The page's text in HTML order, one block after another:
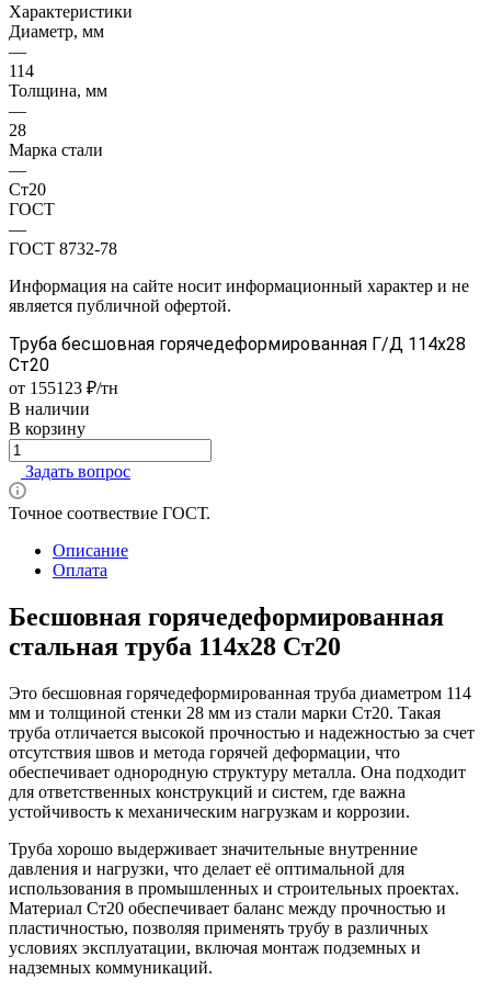
Характеристики
Диаметр, мм
—
114
Толщина, мм
—
28
Марка стали
—
Ст20
ГОСТ
—
ГОСТ 8732-78
Информация на сайте носит информационный характер и не
является публичной офертой.
Труба бесшовная горячедеформированная Г/Д 114х28
Ст20
от 155123 ₽/тн
В наличии
В корзину
Задать вопрос
Точное соотвествие ГОСТ.
Описание
Оплата
Бесшовная горячедеформированная
стальная труба 114х28 Ст20
Это бесшовная горячедеформированная труба диаметром 114
мм и толщиной стенки 28 мм из стали марки Ст20. Такая
труба отличается высокой прочностью и надежностью за счет
отсутствия швов и метода горячей деформации, что
обеспечивает однородную структуру металла. Она подходит
для ответственных конструкций и систем, где важна
устойчивость к механическим нагрузкам и коррозии.
Труба хорошо выдерживает значительные внутренние
давления и нагрузки, что делает её оптимальной для
использования в промышленных и строительных проектах.
Материал Ст20 обеспечивает баланс между прочностью и
пластичностью, позволяя применять трубу в различных
условиях эксплуатации, включая монтаж подземных и
надземных коммуникаций.